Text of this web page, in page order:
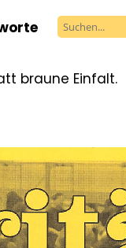
braune Einfalt.